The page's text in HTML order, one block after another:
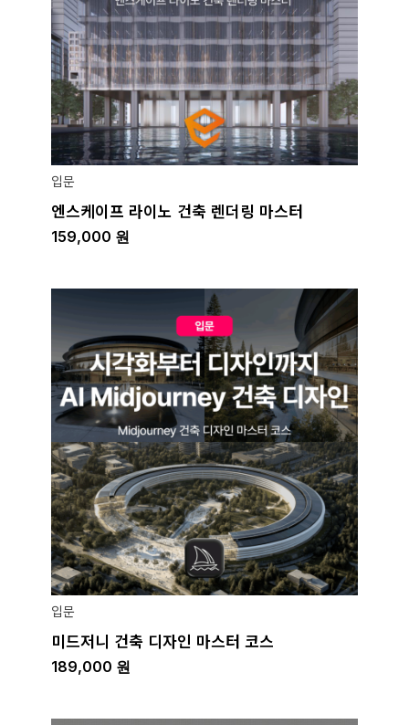
입문
엔스케이프 라이노 건축 렌더링 마스터
159,000 원
입문
미드저니 건축 디자인 마스터 코스
189,000 원